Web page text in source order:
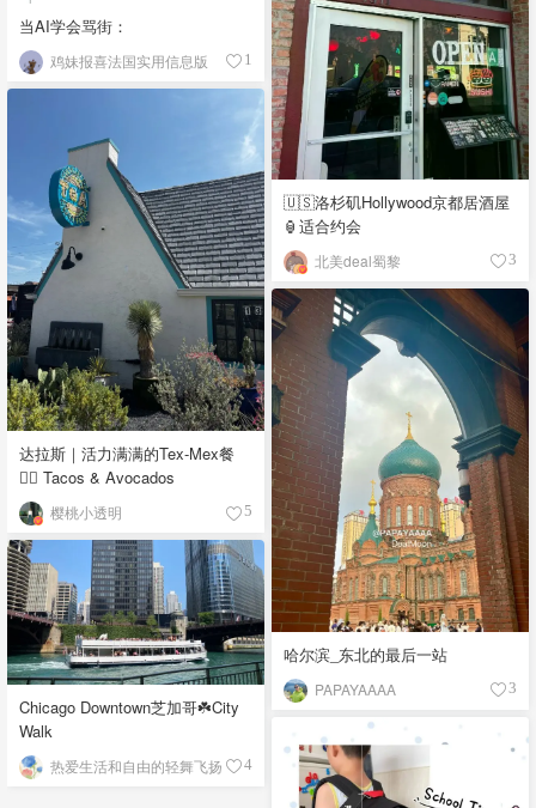
当AI学会骂街：
鸡妹报喜法国实用信息版 1
🇺🇸洛杉矶Hollywood京都居酒屋
🏮适合约会
北美deal蜀黎 3
达拉斯｜活力满满的Tex-Mex餐
👉🏼 Tacos & Avocados
樱桃小透明 5
哈尔滨_东北的最后一站
PAPAYAAAA 3
Chicago Downtown芝加哥☘️City
Walk
热爱生活和自由的轻舞飞扬 4